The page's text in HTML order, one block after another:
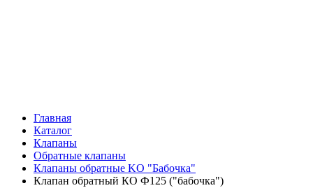
Главная
Каталог
Клапаны
Обратные клапаны
Клапаны обратные KO "Бабочка"
Клапан обратный КО Ф125 ("бабочка")